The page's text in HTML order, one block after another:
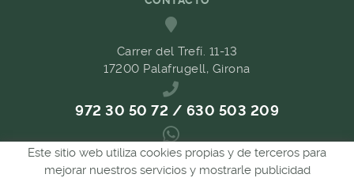
Carrer del Trefí. 11-13
17200 Palafrugell, Girona
972 30 50 72 / 630 503 209
689 657 489
Este sitio web utiliza cookies propias y de terceros para
mejorar nuestros servicios y mostrarle publicidad